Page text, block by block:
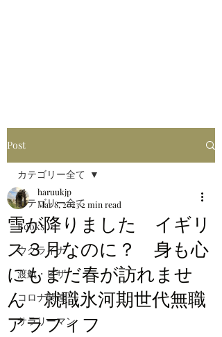
Post
カテゴリー全て
Books
ウクライナ
渡航・ビザ
コロナ関連
サラリーマン
カテゴリー全て
雪が降りました イギリ
ス３月なのに？ 身も心
にもまだ春が訪れませ
ん 就職氷河期世代無職
アラフィフ
haruukjp
Mar 8, 20232 min read